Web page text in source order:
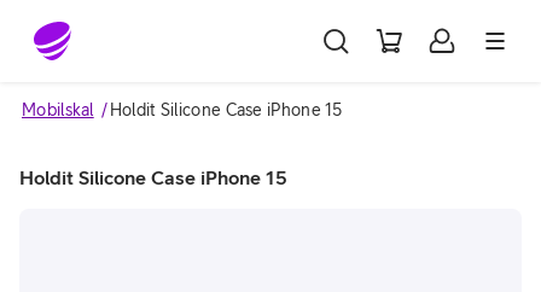
Gå till sidans innehåll
Mobilskal Holdit Silicone Case iPhone 15
Holdit Silicone Case iPhone 15